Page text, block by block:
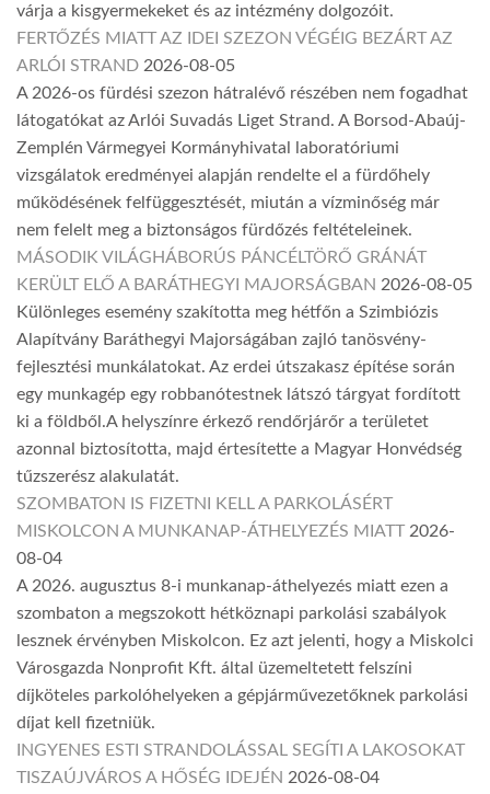
várja a kisgyermekeket és az intézmény dolgozóit.
FERTŐZÉS MIATT AZ IDEI SZEZON VÉGÉIG BEZÁRT AZ
ARLÓI STRAND 2026-08-05
A 2026-os fürdési szezon hátralévő részében nem fogadhat
látogatókat az Arlói Suvadás Liget Strand. A Borsod-Abaúj-
Zemplén Vármegyei Kormányhivatal laboratóriumi
vizsgálatok eredményei alapján rendelte el a fürdőhely
működésének felfüggesztését, miután a vízminőség már
nem felelt meg a biztonságos fürdőzés feltételeinek.
MÁSODIK VILÁGHÁBORÚS PÁNCÉLTÖRŐ GRÁNÁT
KERÜLT ELŐ A BARÁTHEGYI MAJORSÁGBAN 2026-08-05
Különleges esemény szakította meg hétfőn a Szimbiózis
Alapítvány Baráthegyi Majorságában zajló tanösvény-
fejlesztési munkálatokat. Az erdei útszakasz építése során
egy munkagép egy robbanótestnek látszó tárgyat fordított
ki a földből.A helyszínre érkező rendőrjárőr a területet
azonnal biztosította, majd értesítette a Magyar Honvédség
tűzszerész alakulatát.
SZOMBATON IS FIZETNI KELL A PARKOLÁSÉRT
MISKOLCON A MUNKANAP-ÁTHELYEZÉS MIATT 2026-
08-04
A 2026. augusztus 8-i munkanap-áthelyezés miatt ezen a
szombaton a megszokott hétköznapi parkolási szabályok
lesznek érvényben Miskolcon. Ez azt jelenti, hogy a Miskolci
Városgazda Nonprofit Kft. által üzemeltetett felszíni
díjköteles parkolóhelyeken a gépjárművezetőknek parkolási
díjat kell fizetniük.
INGYENES ESTI STRANDOLÁSSAL SEGÍTI A LAKOSOKAT
TISZAÚJVÁROS A HŐSÉG IDEJÉN 2026-08-04